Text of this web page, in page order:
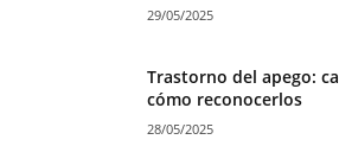
29/05/2025
Trastorno del apego:
cómo reconocerlos
28/05/2025